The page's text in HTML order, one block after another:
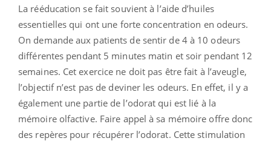
La rééducation se fait souvient à l’aide d’huiles
essentielles qui ont une forte concentration en odeurs.
On demande aux patients de sentir de 4 à 10 odeurs
différentes pendant 5 minutes matin et soir pendant 12
semaines. Cet exercice ne doit pas être fait à l’aveugle,
l’objectif n’est pas de deviner les odeurs. En effet, il y a
également une partie de l’odorat qui est lié à la
mémoire olfactive. Faire appel à sa mémoire offre donc
des repères pour récupérer l’odorat. Cette stimulation